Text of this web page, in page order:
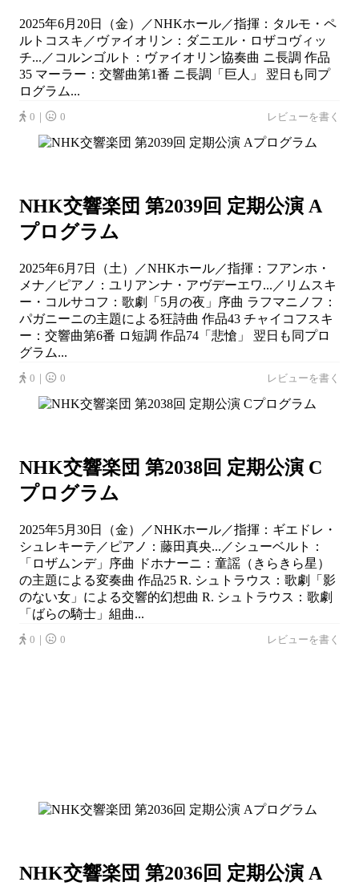
2025年6月20日（金）／NHKホール／指揮：タルモ・ペ
ルトコスキ／ヴァイオリン：ダニエル・ロザコヴィッ
チ...／コルンゴルト：ヴァイオリン協奏曲 ニ長調 作品
35 マーラー：交響曲第1番 ニ長調「巨人」 翌日も同プ
ログラム...
0｜ 0 レビューを書く
NHK交響楽団 第2039回 定期公演 A
プログラム
2025年6月7日（土）／NHKホール／指揮：フアンホ・
メナ／ピアノ：ユリアンナ・アヴデーエワ...／リムスキ
ー・コルサコフ：歌劇「5月の夜」序曲 ラフマニノフ：
パガニーニの主題による狂詩曲 作品43 チャイコフスキ
ー：交響曲第6番 ロ短調 作品74「悲愴」 翌日も同プロ
グラム...
0｜ 0 レビューを書く
NHK交響楽団 第2038回 定期公演 C
プログラム
2025年5月30日（金）／NHKホール／指揮：ギエドレ・
シュレキーテ／ピアノ：藤田真央...／シューベルト：
「ロザムンデ」序曲 ドホナーニ：童謡（きらきら星）
の主題による変奏曲 作品25 R. シュトラウス：歌劇「影
のない女」による交響的幻想曲 R. シュトラウス：歌劇
「ばらの騎士」組曲...
0｜ 0 レビューを書く
NHK交響楽団 第2036回 定期公演 A